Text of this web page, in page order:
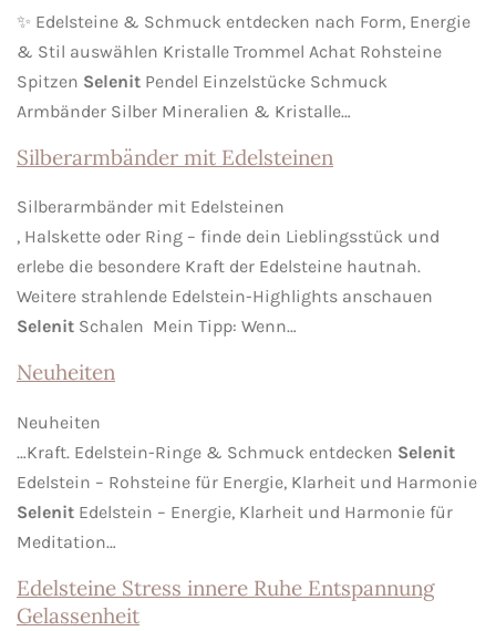
✨ Edelsteine & Schmuck entdecken nach Form, Energie
& Stil auswählen Kristalle Trommel Achat Rohsteine
Spitzen Selenit Pendel Einzelstücke Schmuck
Armbänder Silber Mineralien & Kristalle…
Silberarmbänder mit Edelsteinen
Silberarmbänder mit Edelsteinen
, Halskette oder Ring – finde dein Lieblingsstück und
erlebe die besondere Kraft der Edelsteine hautnah.
Weitere strahlende Edelstein-Highlights anschauen
Selenit Schalen Mein Tipp: Wenn…
Neuheiten
Neuheiten
…Kraft. Edelstein-Ringe & Schmuck entdecken Selenit
Edelstein – Rohsteine für Energie, Klarheit und Harmonie
Selenit Edelstein – Energie, Klarheit und Harmonie für
Meditation…
Edelsteine Stress innere Ruhe Entspannung
Gelassenheit